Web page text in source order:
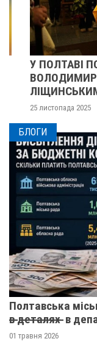
У ПОЛТАВІ
ВОЛОДИМИРОМ
ЛІЩИНСЬКИМ
25 листопада 2025 0
БЛОГИ
Полтавська
в̶ ̶д̶е̶т̶а̶л̶я̶х̶ ̶ в
01 травня 2026